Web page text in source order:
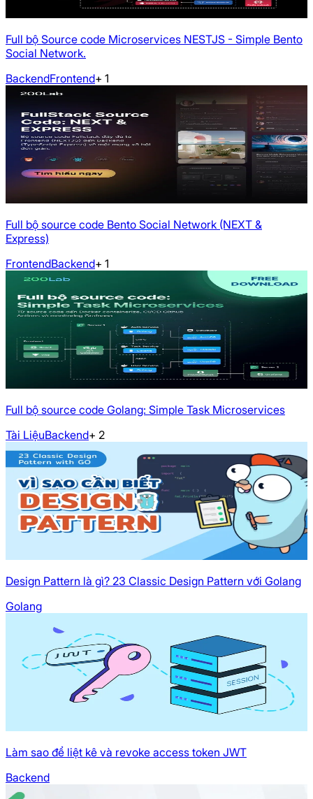
Full bộ Source code Microservices NESTJS - Simple Bento
Social Network.
BackendFrontend+ 1
Full bộ source code Bento Social Network (NEXT &
Express)
FrontendBackend+ 1
Full bộ source code Golang: Simple Task Microservices
Tài LiệuBackend+ 2
Design Pattern là gì? 23 Classic Design Pattern với Golang
Golang
Làm sao để liệt kê và revoke access token JWT
Backend